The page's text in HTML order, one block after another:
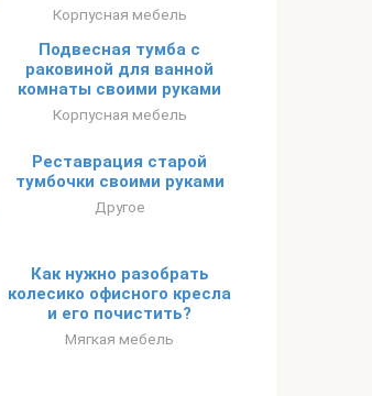
Корпусная мебель
Подвесная тумба с
раковиной для ванной
комнаты своими руками
Корпусная мебель
Реставрация старой
тумбочки своими руками
Другое
Как нужно разобрать
колесико офисного кресла
и его почистить?
Мягкая мебель